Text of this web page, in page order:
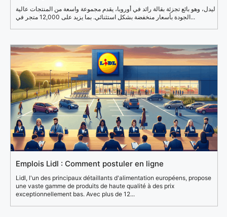
ليدل، وهو بائع تجزئة بقالة رائد في أوروبا، يقدم مجموعة واسعة من المنتجات عالية
الجودة بأسعار منخفضة بشكل استثنائي. بما يزيد على 12,000 متجر في...
Emplois Lidl : Comment postuler en ligne
Lidl, l'un des principaux détaillants d'alimentation européens, propose
une vaste gamme de produits de haute qualité à des prix
exceptionnellement bas. Avec plus de 12...